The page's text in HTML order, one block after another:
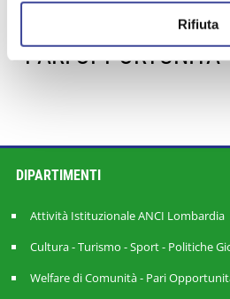
Rifiuta
CARTA DI MILANO,
PARI OPPORTUNITÀ
DIPARTIMENTI
Attività Istituzionale ANCI Lombardia
Cultura - Turismo - Sport - Politiche
Welfare di Comunità - Pari